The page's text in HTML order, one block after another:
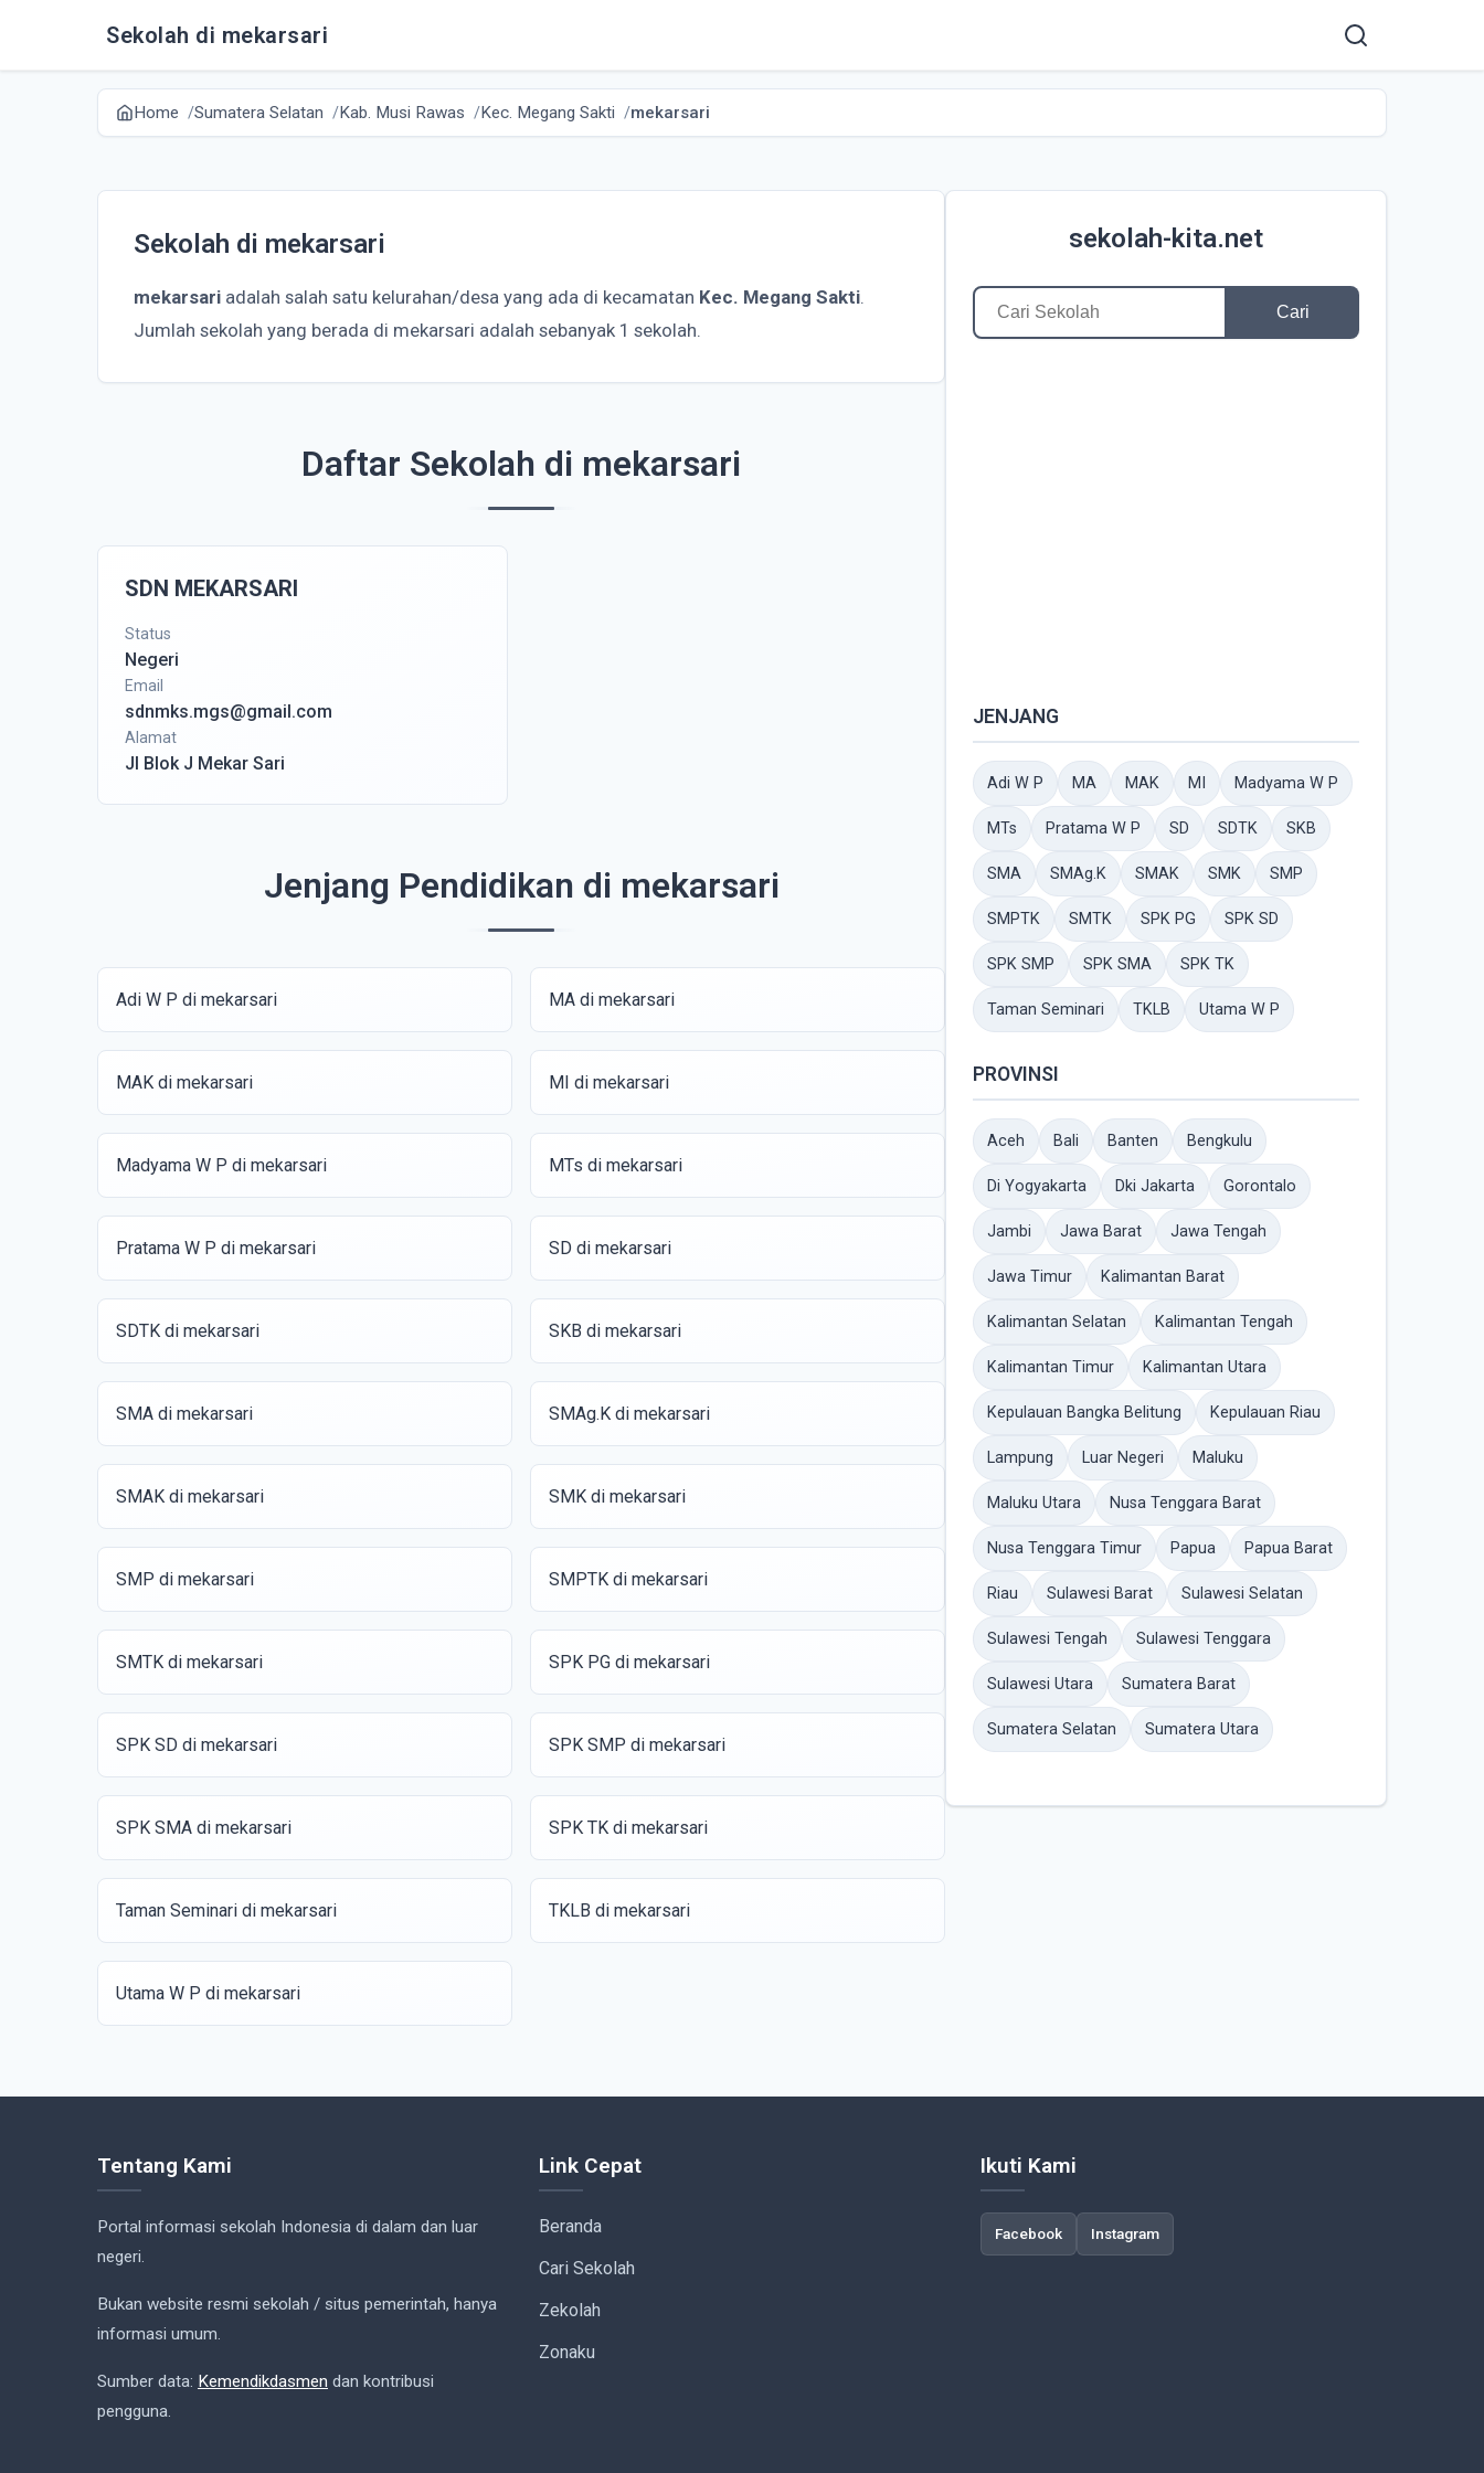
Sekolah di mekarsari
Home Sumatera Selatan Kab. Musi Rawas Kec. Megang Sakti mekarsari
Sekolah di mekarsari
mekarsari adalah salah satu kelurahan/desa yang ada di kecamatan Kec. Megang Sakti.
Jumlah sekolah yang berada di mekarsari adalah sebanyak 1 sekolah.
Daftar Sekolah di mekarsari
SDN MEKARSARI
Status
Negeri
Email
sdnmks.mgs@gmail.com
Alamat
Jl Blok J Mekar Sari
Jenjang Pendidikan di mekarsari
Adi W P di mekarsari MA di mekarsari
MAK di mekarsari MI di mekarsari
Madyama W P di mekarsari MTs di mekarsari
Pratama W P di mekarsari SD di mekarsari
SDTK di mekarsari SKB di mekarsari
SMA di mekarsari SMAg.K di mekarsari
SMAK di mekarsari SMK di mekarsari
SMP di mekarsari SMPTK di mekarsari
SMTK di mekarsari SPK PG di mekarsari
SPK SD di mekarsari SPK SMP di mekarsari
SPK SMA di mekarsari SPK TK di mekarsari
Taman Seminari di mekarsari TKLB di mekarsari
Utama W P di mekarsari
sekolah-kita.net
Cari
JENJANG
Adi W P MA MAK MI Madyama W P
MTs Pratama W P SD SDTK SKB
SMA SMAg.K SMAK SMK SMP
SMPTK SMTK SPK PG SPK SD
SPK SMP SPK SMA SPK TK
Taman Seminari TKLB Utama W P
PROVINSI
Aceh Bali Banten Bengkulu
Di Yogyakarta Dki Jakarta Gorontalo
Jambi Jawa Barat Jawa Tengah
Jawa Timur Kalimantan Barat
Kalimantan Selatan Kalimantan Tengah
Kalimantan Timur Kalimantan Utara
Kepulauan Bangka Belitung Kepulauan Riau
Lampung Luar Negeri Maluku
Maluku Utara Nusa Tenggara Barat
Nusa Tenggara Timur Papua Papua Barat
Riau Sulawesi Barat Sulawesi Selatan
Sulawesi Tengah Sulawesi Tenggara
Sulawesi Utara Sumatera Barat
Sumatera Selatan Sumatera Utara
Tentang Kami
Portal informasi sekolah Indonesia di dalam dan luar
negeri.
Bukan website resmi sekolah / situs pemerintah, hanya
informasi umum.
Sumber data: Kemendikdasmen dan kontribusi
pengguna.
Link Cepat
Beranda
Cari Sekolah
Zekolah
Zonaku
Ikuti Kami
Facebook Instagram